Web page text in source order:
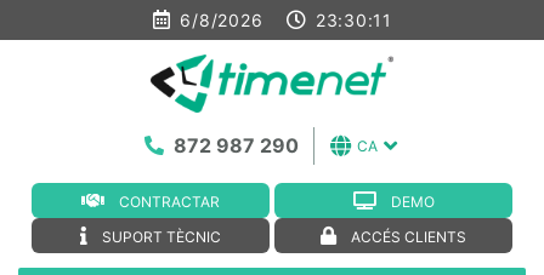
6/8/2026 23:30:11
CONTRACTAR
DEMO
SUPORT TÈCNIC
ACCÉS CLIENTS
CA
872 987 290